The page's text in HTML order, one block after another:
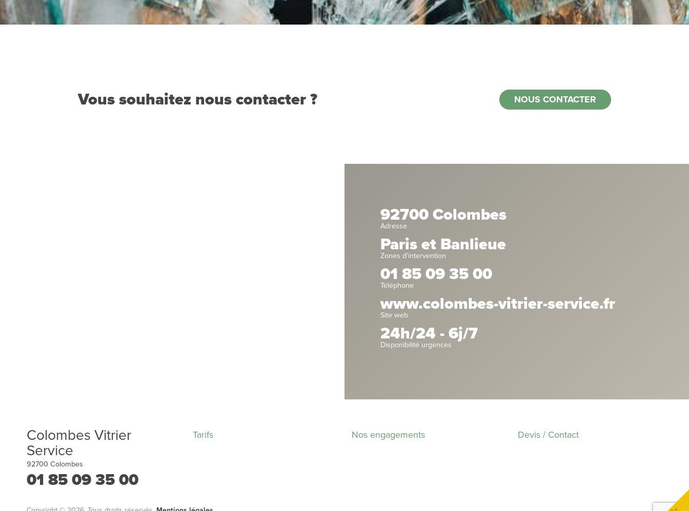
Vous souhaitez nous contacter ? NOUS CONTACTER
92700 Colombes
Adresse
Paris et Banlieue
Zones d’intervention
01 85 09 35 00
Téléphone
www.colombes-vitrier-service.fr
Site web
24h/24 - 6j/7
Disponibilité urgences
Colombes Vitrier
Service
92700 Colombes
01 85 09 35 00
Tarifs Nos engagements Devis / Contact